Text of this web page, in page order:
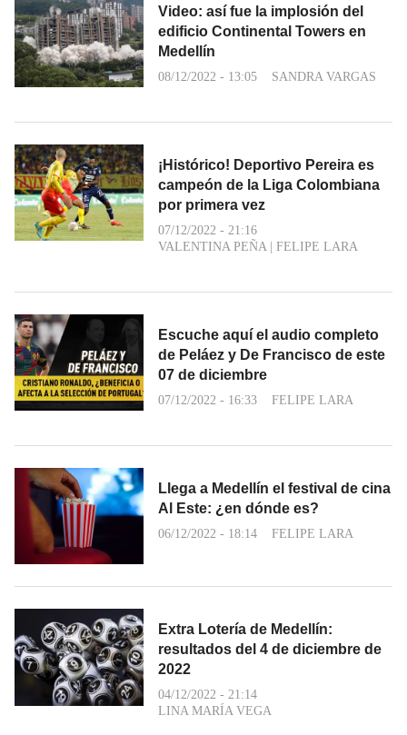
Video: así fue la implosión del
edificio Continental Towers en
Medellín
08/12/2022 - 13:05 SANDRA VARGAS
¡Histórico! Deportivo Pereira es
campeón de la Liga Colombiana
por primera vez
07/12/2022 - 21:16
VALENTINA PEÑA | FELIPE LARA
Escuche aquí el audio completo
de Peláez y De Francisco de este
07 de diciembre
07/12/2022 - 16:33 FELIPE LARA
Llega a Medellín el festival de cina
Al Este: ¿en dónde es?
06/12/2022 - 18:14 FELIPE LARA
Extra Lotería de Medellín:
resultados del 4 de diciembre de
2022
04/12/2022 - 21:14
LINA MARÍA VEGA